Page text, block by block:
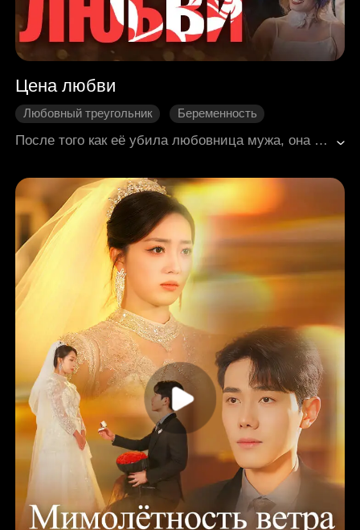
Цена любви
Любовный треугольник
Беременность
Садомазо Современная романтика
После того как её убила любовница мужа, она стала дочерью миллиардера и с триумфом!